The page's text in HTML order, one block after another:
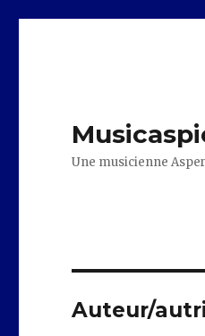
Une musicienne
Auteur/